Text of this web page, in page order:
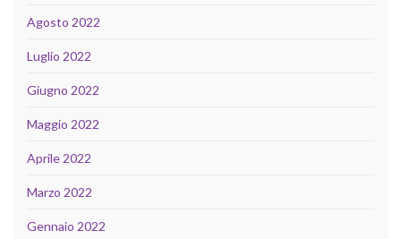
Agosto 2022
Luglio 2022
Giugno 2022
Maggio 2022
Aprile 2022
Marzo 2022
Gennaio 2022